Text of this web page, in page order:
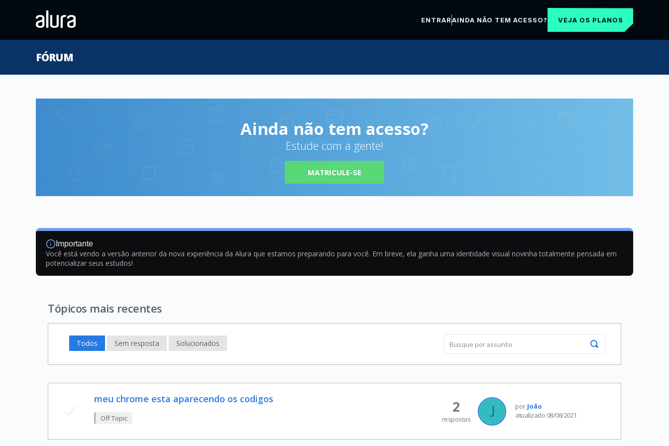
ENTRARAINDA NÃO TEM ACESSO? VEJA OS PLANOS
FÓRUM
Ainda não tem acesso?
Estude com a gente!
MATRICULE-SE
Importante
Você está vendo a versão anterior da nova experiência da Alura que estamos preparando para você. Em breve, ela ganha uma identidade visual novinha totalmente pensada em
potencializar seus estudos!
Tópicos mais recentes
Todos Sem resposta Solucionados
meu chrome esta aparecendo os codigos
Off Topic
por João
atualizado 08/08/2021
2
respostas